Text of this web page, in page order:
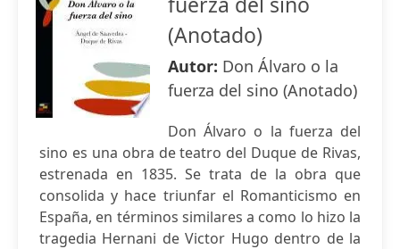
(Anotado)
Autor: Don Álvaro o la
fuerza del sino (Anotado)
Don Álvaro o la fuerza del
sino es una obra de teatro del Duque de Rivas,
estrenada en 1835. Se trata de la obra que
consolida y hace triunfar el Romanticismo en
España, en términos similares a como lo hizo la
tragedia Hernani de Victor Hugo dentro de la